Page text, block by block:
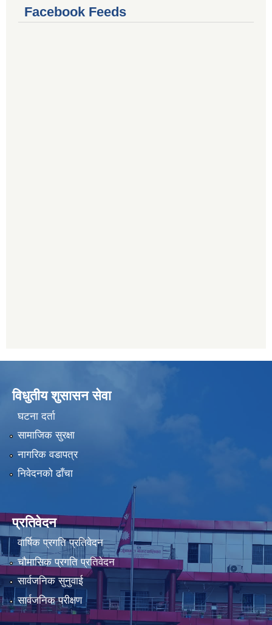
Facebook Feeds
विधुतीय शुसासन सेवा
घटना दर्ता
सामाजिक सुरक्षा
नागरिक वडापत्र
निवेदनको ढाँचा
प्रतिवेदन
वार्षिक प्रगति प्रतिवेदन
चौमासिक प्रगति प्रतिवेदन
सार्वजनिक सुनुवाई
सार्वजनिक परीक्षण